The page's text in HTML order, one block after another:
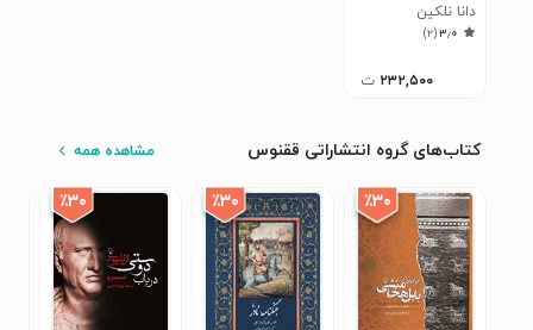
فلسفه اخلاق
دانا نلکین
۳٫۰(۲)
۲۳۲,۵۰۰ ت
کتاب‌های گروه انتشاراتی ققنوس مشاهده همه
٪۳۰ ٪۳۰ ٪۳۰